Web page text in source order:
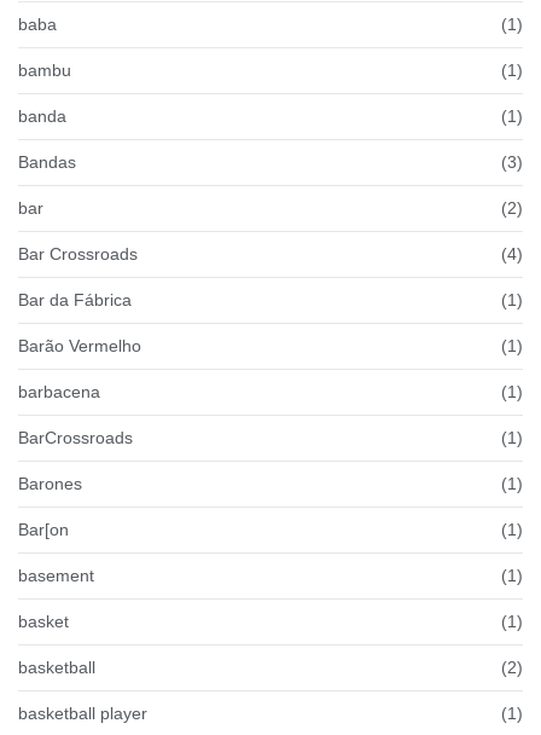
baba (1)
bambu (1)
banda (1)
Bandas (3)
bar (2)
Bar Crossroads (4)
Bar da Fábrica (1)
Barão Vermelho (1)
barbacena (1)
BarCrossroads (1)
Barones (1)
Bar[on (1)
basement (1)
basket (1)
basketball (2)
basketball player (1)